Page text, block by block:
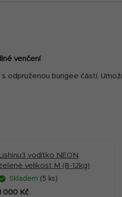
venčení
bungee částí.
Lishinu3 vodítko NEON
velikost M (8-12kg)
Skladem (5 ks)
000 Kč